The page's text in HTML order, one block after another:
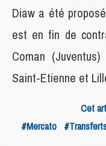
Diaw a été
est en fin de
Coman
Saint-Etienne et
Cet
#Mercato